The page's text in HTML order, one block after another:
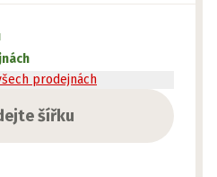
šířku
prodejnách